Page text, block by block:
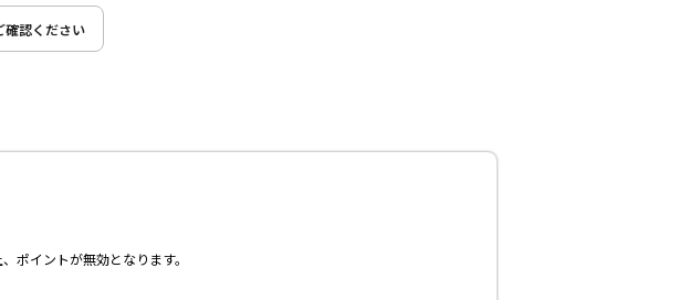
確認ください
ポイントが無効となります。